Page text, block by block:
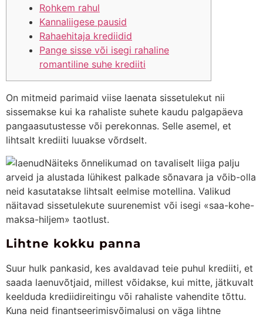
Rohkem rahul
Kannaliigese pausid
Rahaehitaja krediidid
Pange sisse või isegi rahaline
romantiline suhe krediiti
On mitmeid parimaid viise laenata sissetulekut nii
sissemakse kui ka rahaliste suhete kaudu palgapäeva
pangaasutustesse või perekonnas. Selle asemel, et
lihtsalt krediiti luuakse võrdselt.
Näiteks õnnelikumad on tavaliselt liiga palju
arveid ja alustada lühikest palkade sõnavara ja võib-olla
neid kasutatakse lihtsalt eelmise motellina. Valikud
näitavad sissetulekute suurenemist või isegi «saa-kohe-
maksa-hiljem» taotlust.
Lihtne kokku panna
Suur hulk pankasid, kes avaldavad teie puhul krediiti, et
saada laenuvõtjaid, millest võidakse, kui mitte, jätkuvalt
keelduda krediidireitingu või rahaliste vahendite tõttu.
Kuna neid finantseerimisvõimalusi on väga lihtne